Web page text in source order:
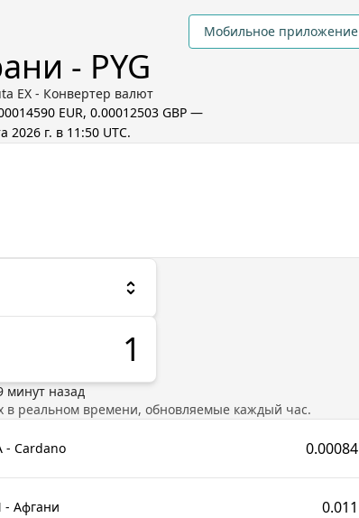
Мобильное приложение
- PYG
EX - Конвертер валют
EUR, 0.00012503 GBP—
2026 г. в 11:50 UTC.
минут назад
реальном времени, обновляемые каждый час.
- Cardano 0.00084
- Афгани 0.011